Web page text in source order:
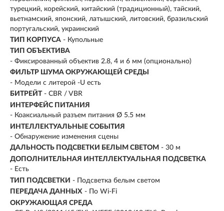
турецкий, корейский, китайский (традиционный), тайский,
вьетнамский, японский, латышский, литовский, бразильский
португальский, украинский
ТИП КОРПУСА - Купольные
ТИП ОБЪЕКТИВА
- Фиксированный объектив 2.8, 4 и 6 мм (опционально)
ФИЛЬТР ШУМА ОКРУЖАЮЩЕЙ СРЕДЫ
- Модели с литерой -U есть
БИТРЕЙТ - CBR / VBR
ИНТЕРФЕЙС ПИТАНИЯ
- Коаксиальный разъем питания Ø 5.5 мм
ИНТЕЛЛЕКТУАЛЬНЫЕ СОБЫТИЯ
- Обнаружение изменения сцены
ДАЛЬНОСТЬ ПОДСВЕТКИ БЕЛЫМ СВЕТОМ - 30 м
ДОПОЛНИТЕЛЬНАЯ ИНТЕЛЛЕКТУАЛЬНАЯ ПОДСВЕТКА
- Есть
ТИП ПОДСВЕТКИ - Подсветка белым светом
ПЕРЕДАЧА ДАННЫХ - По Wi-Fi
ОКРУЖАЮЩАЯ СРЕДА